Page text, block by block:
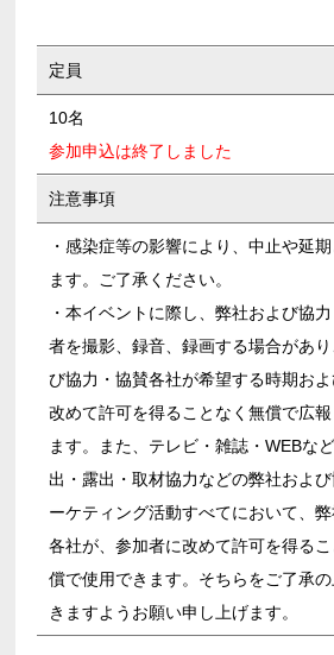
定員
10名
参加申込は終了しました
注意事項
・感染症等の影響により、中止や延
ます。ご了承ください。
・本イベントに際し、弊社および協
者を撮影、録音、録画する場合があ
び協力・協賛各社が希望する時期お
改めて許可を得ることなく無償で広
ます。また、テレビ・雑誌・WEBな
出・露出・取材協力などの弊社およ
ーケティング活動すべてにおいて、
各社が、参加者に改めて許可を得る
償で使用できます。そちらをご了承
きますようお願い申し上げます。